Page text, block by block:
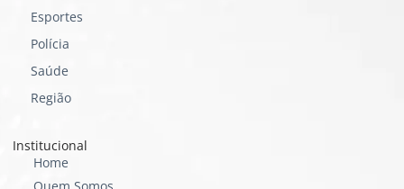
Esportes
Polícia
Saúde
Região
Institucional
Home